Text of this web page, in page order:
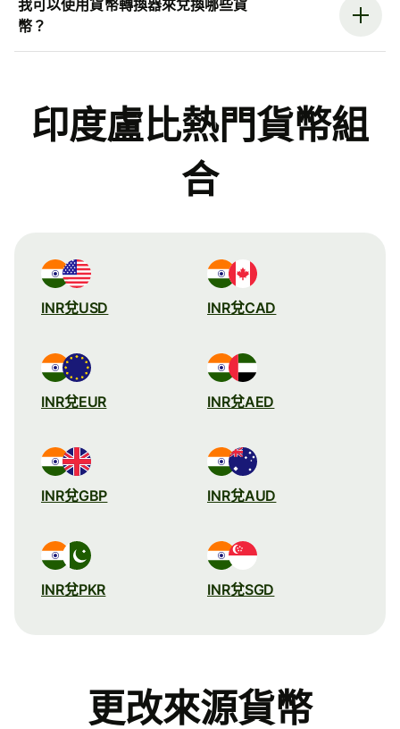
我可以使用貨幣轉換器來兌換哪些貨
幣？
印度盧比熱門貨幣組
合
INR兌USD INR兌CAD
INR兌EUR INR兌AED
INR兌GBP INR兌AUD
INR兌PKR INR兌SGD
更改來源貨幣